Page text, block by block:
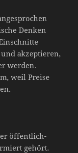
Denken
akzeptieren,
werden.
weil Preise
öffentlich-
gehört.